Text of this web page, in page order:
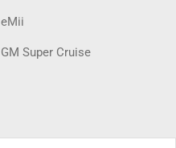
eMii
GM Super Cruise